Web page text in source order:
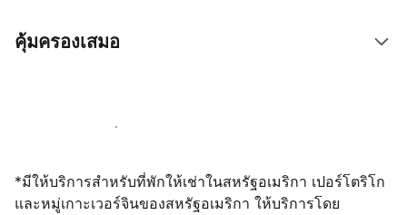
คุ้มครองเสมอ
เปิดให้จองผ่านเราตั้งแต่วันนี้
*มีให้บริการสำหรับที่พักให้เช่าในสหรัฐอเมริกา เปอร์โตริโก
และหมู่เกาะเวอร์จินของสหรัฐอเมริกา ให้บริการโดย